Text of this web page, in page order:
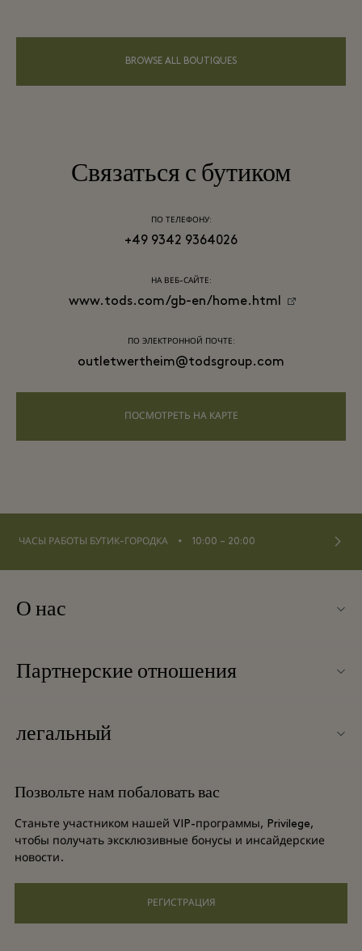
BROWSE ALL BOUTIQUES
Связаться с бутиком
ПО ТЕЛЕФОНУ:
+49 9342 9364026
НА ВЕБ-САЙТЕ:
www.tods.com/gb-en/home.html
ПО ЭЛЕКТРОННОЙ ПОЧТЕ:
outletwertheim@todsgroup.com
ПОСМОТРЕТЬ НА КАРТЕ
ЧАСЫ РАБОТЫ БУТИК-ГОРОДКА ⬩ 10:00 – 20:00
О нас
Связаться с нами
Вакансии
Загрузить приложение
Часто задаваемые вопросы
Партнерские отношения
Групповое бронирование
легальный
Условия и положения для привилегированного участника
Privacy notice
Позвольте нам побаловать вас
Станьте участником нашей VIP-программы, Privilege,
чтобы получать эксклюзивные бонусы и инсайдерские
новости.
РЕГИСТРАЦИЯ